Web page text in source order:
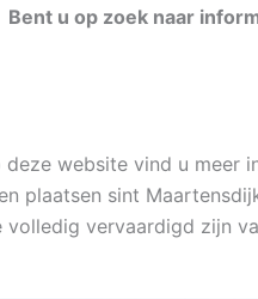
Bent u op zoek naar
deze website vind u meer
plaatsen sint
volledig vervaardigd zijn